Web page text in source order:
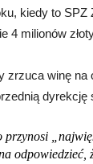
kiedy to SPZ
4 milionów
zrzuca winę na
dyrekcję
przynosi
odpowiedzieć,